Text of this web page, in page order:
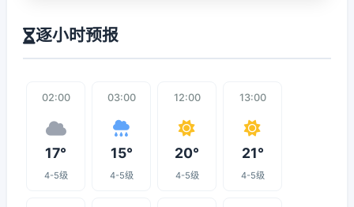
逐小时预报
02:00
17°
4-5级
03:00
15°
4-5级
12:00
20°
4-5级
13:00
21°
4-5级